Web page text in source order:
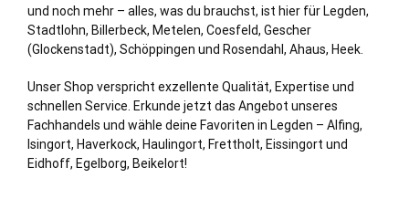
und noch mehr – alles, was du brauchst, ist hier für Legden,
Stadtlohn, Billerbeck, Metelen, Coesfeld, Gescher
(Glockenstadt), Schöppingen und Rosendahl, Ahaus, Heek.
Unser Shop verspricht exzellente Qualität, Expertise und
schnellen Service. Erkunde jetzt das Angebot unseres
Fachhandels und wähle deine Favoriten in Legden – Alfing,
Isingort, Haverkock, Haulingort, Frettholt, Eissingort und
Eidhoff, Egelborg, Beikelort!